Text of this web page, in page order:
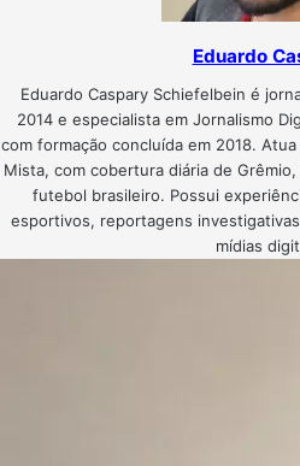
Eduardo
Eduardo Caspary Schiefelbein é
2014 e especialista em Jornalismo
com formação concluída em 2018.
Mista, com cobertura diária de
futebol brasileiro. Possui
esportivos, reportagens
mídias